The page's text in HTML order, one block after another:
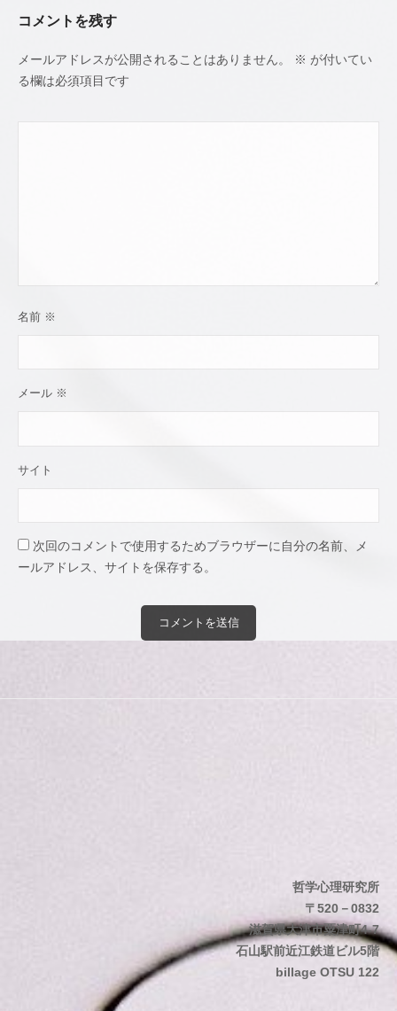
理
／
臨
コメントを残す
メールアドレスが公開されることはありません。 ※ が付いてい
る欄は必須項目です
名前 ※
メール ※
サイト
次回のコメントで使用するためブラウザーに自分の名前、メ
ールアドレス、サイトを保存する。
哲学心理研究所
〒520－0832
滋賀県大津市粟津町4-7
石山駅前近江鉄道ビル5階
billage OTSU 122